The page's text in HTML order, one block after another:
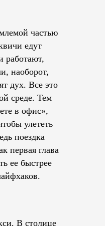
частью
едут
работают,
наоборот,
дух. Все это
среде. Тем
в офис»,
улететь
поездка
первая глава
ее быстрее
В столице